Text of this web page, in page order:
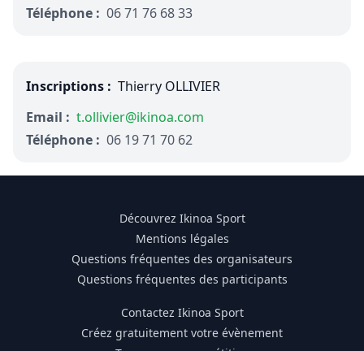
Téléphone : 06 71 76 68 33
Inscriptions : Thierry OLLIVIER
Email : t.ollivier@ikinoa.com
Téléphone : 06 19 71 70 62
Découvrez Ikinoa Sport
Mentions légales
Questions fréquentes des organisateurs
Questions fréquentes des participants
Contactez Ikinoa Sport
Créez gratuitement votre évènement